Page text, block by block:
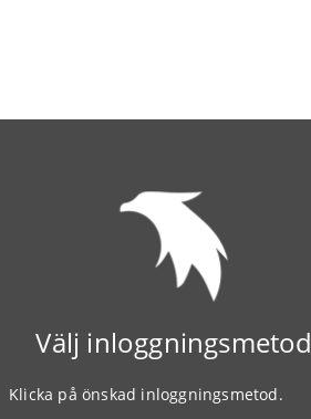
Välj inloggningsmetod
Klicka på önskad inloggningsmetod.